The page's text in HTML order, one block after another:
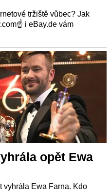
tržiště vůbec? Jak
i eBay.de vám
opět Ewa
vyhrála Ewa Farna. Kdo